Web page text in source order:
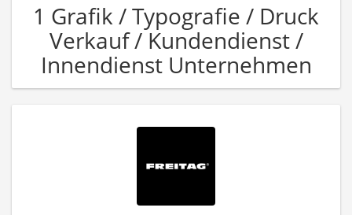
1 Grafik / Typografie / Druck
Verkauf / Kundendienst /
Innendienst Unternehmen